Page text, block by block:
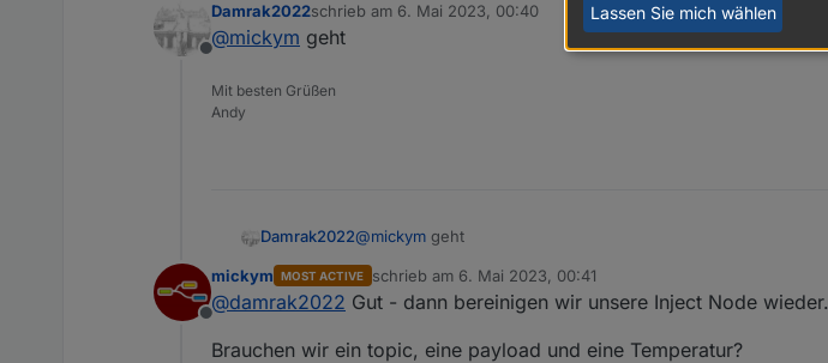
Offline
Damrak2022schrieb am 6. Mai 2023, 00:40
zuletzt editiert von
@mickym geht
Mit besten Grüßen
Andy
Damrak2022@mickym geht
Offline
mickym MOST ACTIVE schrieb am 6. Mai 2023, 00:41
zuletzt editiert von
@damrak2022 Gut - dann bereinigen wir unsere Inject Node wieder.
Brauchen wir ein topic, eine payload und eine Temperatur?
Lassen Sie mich wählen